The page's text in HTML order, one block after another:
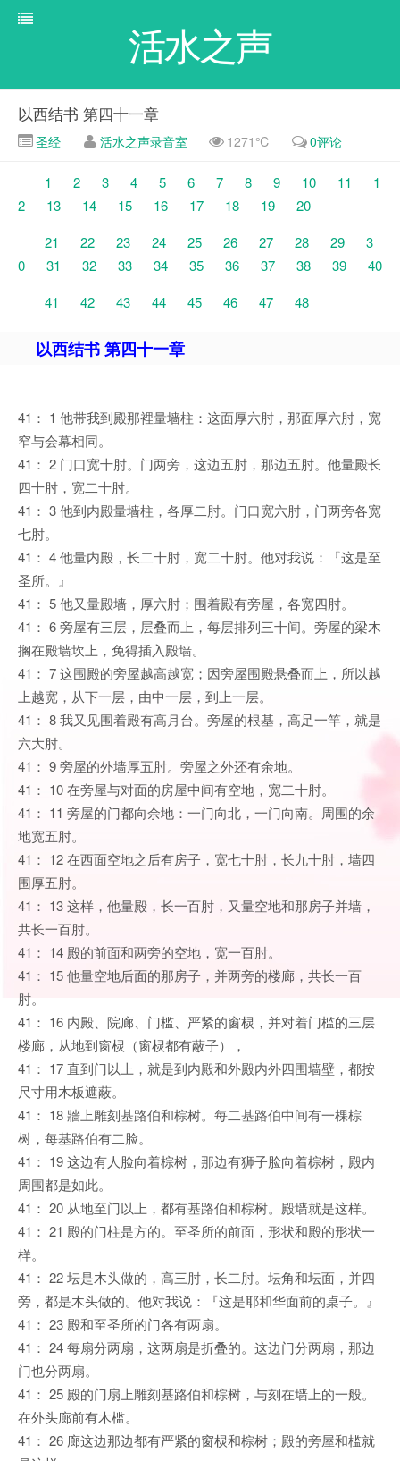
活水之声
以西结书 第四十一章
圣经 活水之声录音室 1271℃ 0评论
1 2 3 4 5 6 7 8 9 10 11
1
2
13 14 15 16 17 18 19
20
21
22 23 24 25 26 27 28 29
3
0
31 32 33 34 35 36 37 38 39
40
41
42 43 44 45 46 47 48
以西结书 第四十一章
41： 1 他带我到殿那裡量墙柱：这面厚六肘，那面厚六肘，宽
窄与会幕相同。
41： 2 门口宽十肘。门两旁，这边五肘，那边五肘。他量殿长
四十肘，宽二十肘。
41： 3 他到内殿量墙柱，各厚二肘。门口宽六肘，门两旁各宽
七肘。
41： 4 他量内殿，长二十肘，宽二十肘。他对我说：『这是至
圣所。』
41： 5 他又量殿墙，厚六肘；围着殿有旁屋，各宽四肘。
41： 6 旁屋有三层，层叠而上，每层排列三十间。旁屋的梁木
搁在殿墙坎上，免得插入殿墙。
41： 7 这围殿的旁屋越高越宽；因旁屋围殿悬叠而上，所以越
上越宽，从下一层，由中一层，到上一层。
41： 8 我又见围着殿有高月台。旁屋的根基，高足一竿，就是
六大肘。
41： 9 旁屋的外墙厚五肘。旁屋之外还有余地。
41： 10 在旁屋与对面的房屋中间有空地，宽二十肘。
41： 11 旁屋的门都向余地：一门向北，一门向南。周围的余
地宽五肘。
41： 12 在西面空地之后有房子，宽七十肘，长九十肘，墙四
围厚五肘。
41： 13 这样，他量殿，长一百肘，又量空地和那房子并墙，
共长一百肘。
41： 14 殿的前面和两旁的空地，宽一百肘。
41： 15 他量空地后面的那房子，并两旁的楼廊，共长一百
肘。
41： 16 内殿、院廊、门槛、严紧的窗棂，并对着门槛的三层
楼廊，从地到窗棂（窗棂都有蔽子），
41： 17 直到门以上，就是到内殿和外殿内外四围墙壁，都按
尺寸用木板遮蔽。
41： 18 牆上雕刻基路伯和棕树。每二基路伯中间有一棵棕
树，每基路伯有二脸。
41： 19 这边有人脸向着棕树，那边有狮子脸向着棕树，殿内
周围都是如此。
41： 20 从地至门以上，都有基路伯和棕树。殿墙就是这样。
41： 21 殿的门柱是方的。至圣所的前面，形状和殿的形状一
样。
41： 22 坛是木头做的，高三肘，长二肘。坛角和坛面，并四
旁，都是木头做的。他对我说：『这是耶和华面前的桌子。』
41： 23 殿和至圣所的门各有两扇。
41： 24 每扇分两扇，这两扇是折叠的。这边门分两扇，那边
门也分两扇。
41： 25 殿的门扇上雕刻基路伯和棕树，与刻在墙上的一般。
在外头廊前有木槛。
41： 26 廊这边那边都有严紧的窗棂和棕树；殿的旁屋和槛就